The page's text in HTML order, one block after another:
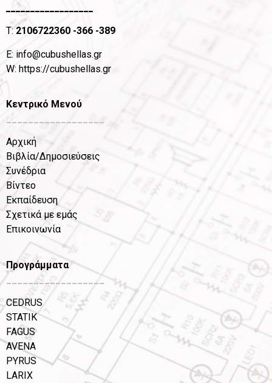
__________________
T:2106722360 -366 -389
Ε: info@cubushellas.gr
W: https://cubushellas.gr
Κεντρικό Μενού
Αρχική
Βιβλία/Δημοσιεύσεις
Συνέδρια
Βίντεο
Εκπαίδευση
Σχετικά με εμάς
Επικοινωνία
Προγράμματα
__________________
CEDRUS
STATIK
FAGUS
AVENA
PYRUS
LARIX